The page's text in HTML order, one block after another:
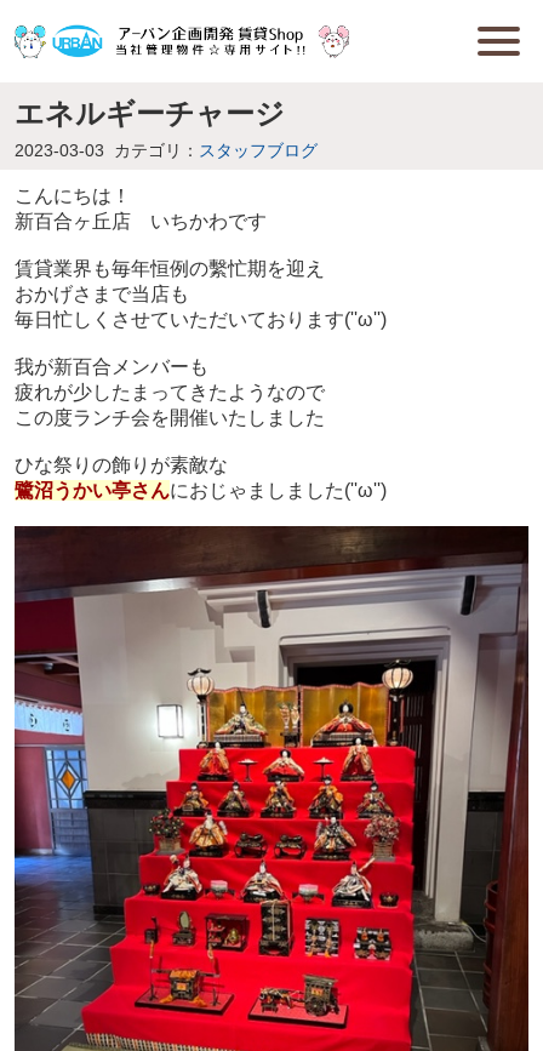
エネルギーチャージ
2023-03-03 カテゴリ： スタッフブログ
こんにちは！
新百合ヶ丘店 いちかわです
賃貸業界も毎年恒例の繫忙期を迎え
おかげさまで当店も
毎日忙しくさせていただいております(''ω'')
我が新百合メンバーも
疲れが少したまってきたようなので
この度ランチ会を開催いたしました
ひな祭りの飾りが素敵な
鷺沼うかい亭さんにおじゃましました(''ω'')